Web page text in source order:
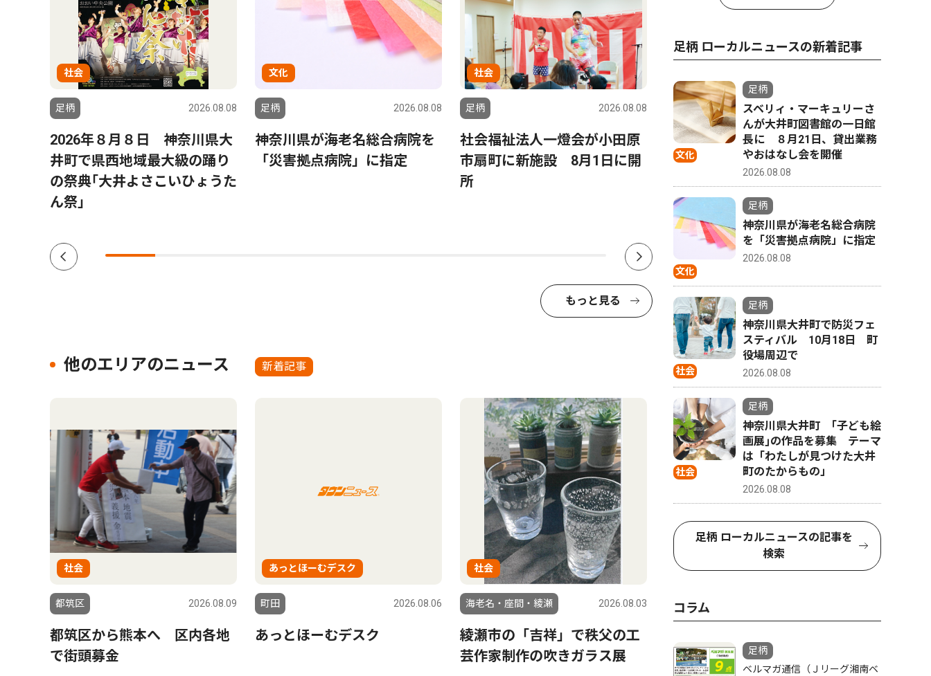
社会
足柄 2026.08.08
2026年８月８日 神奈川県大
井町で県西地域最大級の踊り
の祭典｢大井よさこいひょうた
ん祭｣
文化
足柄 2026.08.08
神奈川県が海老名総合病院を
「災害拠点病院」に指定
社会
足柄 2026.08.08
社会福祉法人一燈会が小田原
市扇町に新施設 8月1日に開
所
足柄 2026.08.08
開成町 「非常用持出袋」補
助、関心高く ４カ月で100
子ども
もっと見る
他のエリアのニュース 新着記事
社会
都筑区 2026.08.09
都筑区から熊本へ 区内各地
で街頭募金
あっとほーむデスク
町田 2026.08.06
あっとほーむデスク
社会
海老名・座間・綾瀬 2026.08.03
綾瀬市の「吉祥」で秩父の工
芸作家制作の吹きガラス展
足柄 ローカルニュースの新着記事
文化
足柄
スベリィ・マーキュリーさ
んが大井町図書館の一日館
長に ８月21日、貸出業務
やおはなし会を開催
2026.08.08
文化
足柄
神奈川県が海老名総合病院
を「災害拠点病院」に指定
2026.08.08
社会
足柄
神奈川県大井町で防災フェ
スティバル 10月18日 町
役場周辺で
2026.08.08
社会
足柄
神奈川県大井町 ｢子ども絵
画展｣の作品を募集 テーマ
は「わたしが見つけた大井
町のたからもの」
2026.08.08
足柄 ローカルニュースの記事を
検索
コラム
足柄
ベルマガ通信（Ｊリーグ湘南ベ